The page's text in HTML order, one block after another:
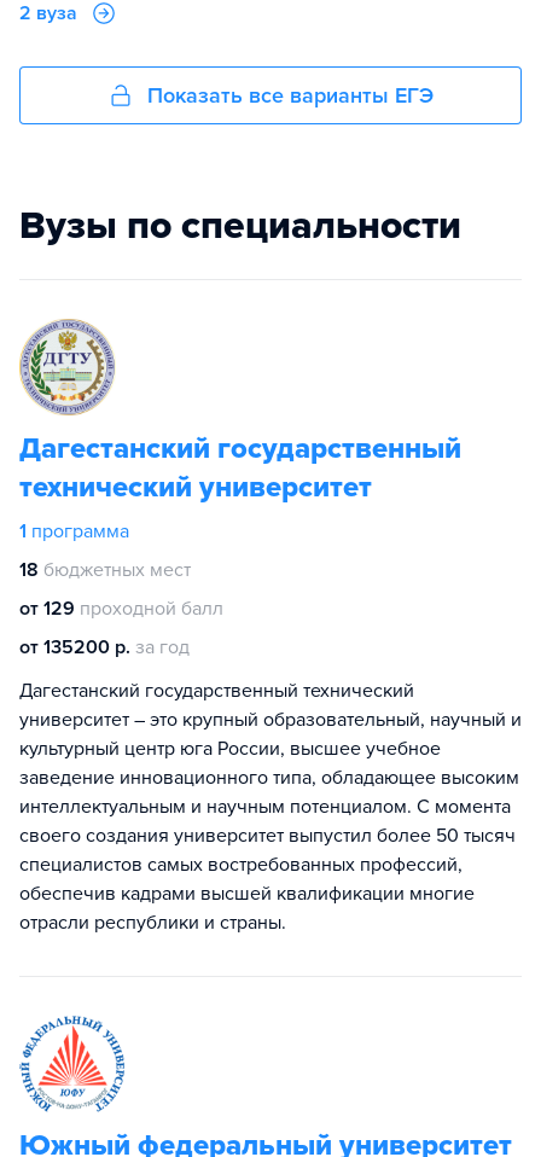
2 вуза
Показать все варианты ЕГЭ
Вузы по специальности
Дагестанский государственный
технический университет
1 программа
18 бюджетных мест
от 129 проходной балл
от 135200 р. за год
Дагестанский государственный технический
университет – это крупный образовательный, научный и
культурный центр юга России, высшее учебное
заведение инновационного типа, обладающее высоким
интеллектуальным и научным потенциалом. С момента
своего создания университет выпустил более 50 тысяч
специалистов самых востребованных профессий,
обеспечив кадрами высшей квалификации многие
отрасли республики и страны.
Южный федеральный университет